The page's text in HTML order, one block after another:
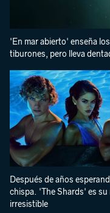
'En mar abierto' enseña
tiburones, pero lleva
Después de años
chispa. 'The Shards' es su
irresistible